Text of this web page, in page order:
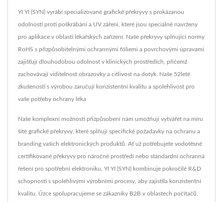
YI YI (SYN) vyrábí specializované grafické překryvy s prokázanou
odolností proti poškrábání a UV záření, které jsou speciálně navrženy
pro aplikace v oblasti lékařských zařízení. Naše překryvy splňující normy
RoHS s přizpůsobitelnými ochrannými fóliemi a povrchovými úpravami
zajišťují dlouhodobou odolnost v klinických prostředích, přičemž
zachovávají viditelnost obrazovky a citlivost na dotyk. Naše 52leté
zkušenosti s výrobou zaručují konzistentní kvalitu a spolehlivost pro
vaše potřeby ochrany léka
Naše komplexní možnosti přizpůsobení nám umožňují vytvářet na míru
šité grafické překryvy, které splňují specifické požadavky na ochranu a
branding vašich elektronických produktů. Ať už potřebujete vodotěsné
certifikované překryvy pro náročné prostředí nebo standardní ochranná
řešení pro spotřební elektroniku, YI YI (SYN) kombinuje pokročilé R&D
schopnosti s spolehlivými výrobními procesy, aby zajistila konzistentní
kvalitu. Úzce spolupracujeme se zákazníky B2B v oblastech počítačů,